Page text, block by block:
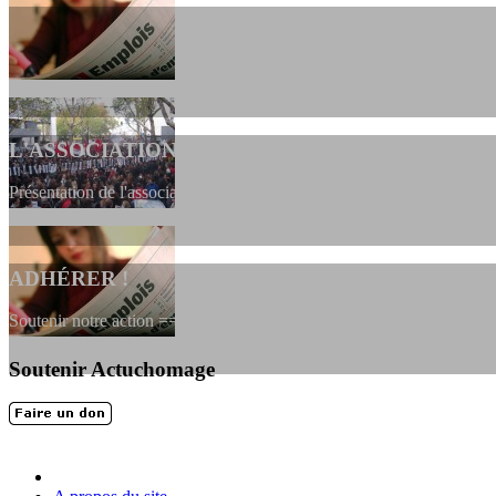
L'ASSOCIATION
Présentation de l'association et de sa charte qui encadre nos actions et
ADHÉRER !
Soutenir notre action ==> Si vous souhaitez adhérer à l’association,
LES FONDATEURS
Soutenir Actuchomage